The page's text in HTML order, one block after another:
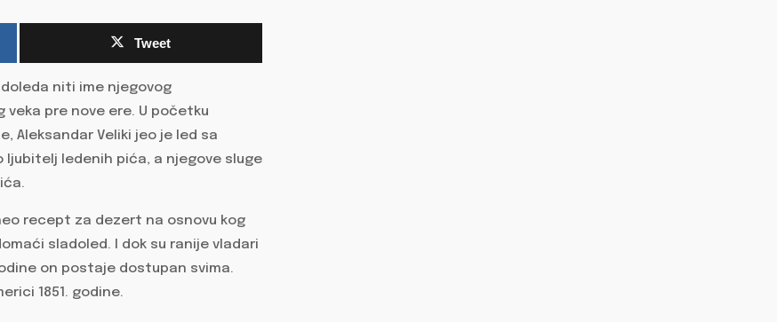
Tweet
niti ime njegovog
pre nove ere. U početku
Aleksandar Veliki jeo je led sa
ljubitelj ledenih pića, a njegove sluge
recept za dezert na osnovu kog
sladoled. I dok su ranije vladari
on postaje dostupan svima.
1851. godine.